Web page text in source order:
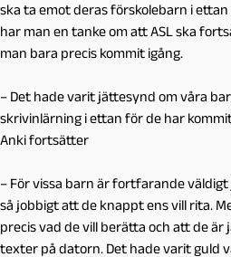
ska ta emot deras förskolebarn i
har man en tanke om att ASL ska
man bara precis kommit igång.
– Det hade varit jättesynd om våra
skrivinlärning i ettan för de har
Anki fortsätter
– För vissa barn är fortfarande
så jobbigt att de knappt ens vill rita.
precis vad de vill berätta och att de
texter på datorn. Det hade varit guld